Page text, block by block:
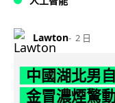
Lawton 2 日
中國湖北男
金冒濃煙驚